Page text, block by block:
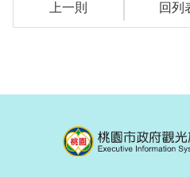
上一則 回列